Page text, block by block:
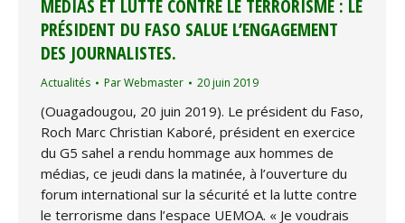
MÉDIAS ET LUTTE CONTRE LE TERRORISME : LE
PRÉSIDENT DU FASO SALUE L’ENGAGEMENT
DES JOURNALISTES.
Actualités ParWebmaster 20 juin 2019
(Ouagadougou, 20 juin 2019). Le président du Faso,
Roch Marc Christian Kaboré, président en exercice
du G5 sahel a rendu hommage aux hommes de
médias, ce jeudi dans la matinée, à l’ouverture du
forum international sur la sécurité et la lutte contre
le terrorisme dans l’espace UEMOA. « Je voudrais